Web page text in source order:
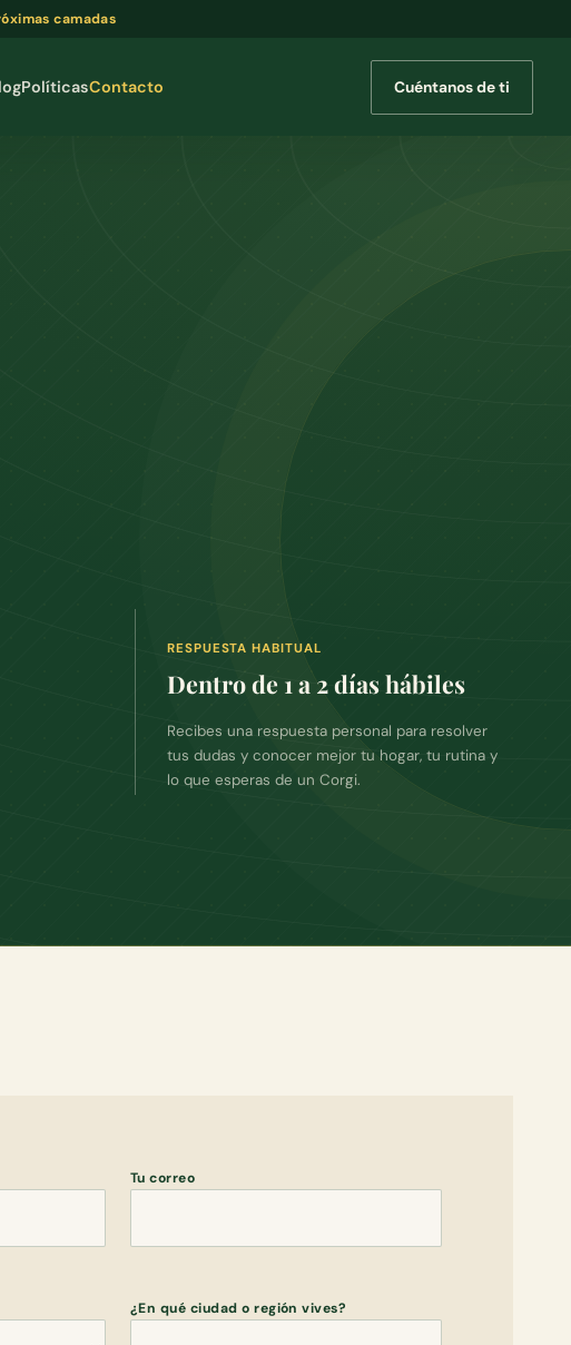
camadas
PolíticasContacto Cuéntanos de ti
RESPUESTA HABITUAL
Dentro de 1 a 2 días hábiles
Recibes una respuesta personal para resolver
tus dudas y conocer mejor tu hogar, tu rutina y
lo que esperas de un Corgi.
Tu correo
¿En qué ciudad o región vives?